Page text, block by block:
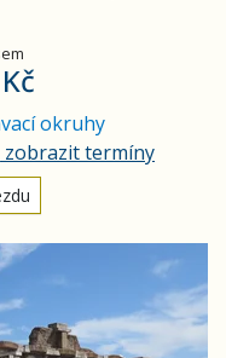
okruhy
zobrazit termíny